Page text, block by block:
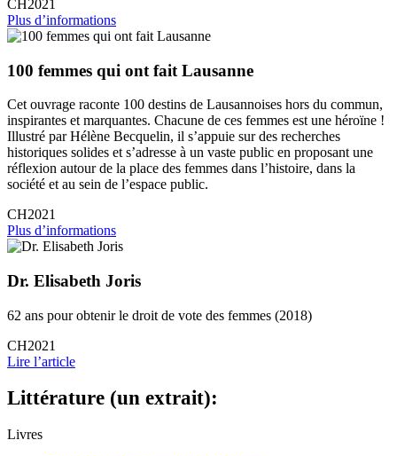
CH2021
Plus d’informations
100 femmes qui ont fait Lausanne
Cet ouvrage raconte 100 destins de Lausannoises hors du commun,
inspirantes et marquantes. Chacune de ces femmes est une héroïne !
Illustré par Hélène Becquelin, il s’appuie sur des recherches
historiques solides et s’adresse à un vaste public en proposant une
réflexion autour de la place des femmes dans l’histoire, dans la
société et au sein de l’espace public.
CH2021
Plus d’informations
Dr. Elisabeth Joris
62 ans pour obtenir le droit de vote des femmes (2018)
CH2021
Lire l’article
Littérature (un extrait):
Livres